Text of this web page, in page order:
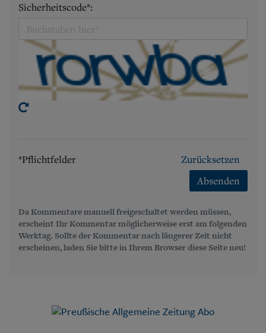
Sicherheitscode*:
*Pflichtfelder
Zurücksetzen
Absenden
Da Kommentare manuell freigeschaltet werden müssen,
erscheint Ihr Kommentar möglicherweise erst am folgenden
Werktag. Sollte der Kommentar nach längerer Zeit nicht
erscheinen, laden Sie bitte in Ihrem Browser diese Seite neu!